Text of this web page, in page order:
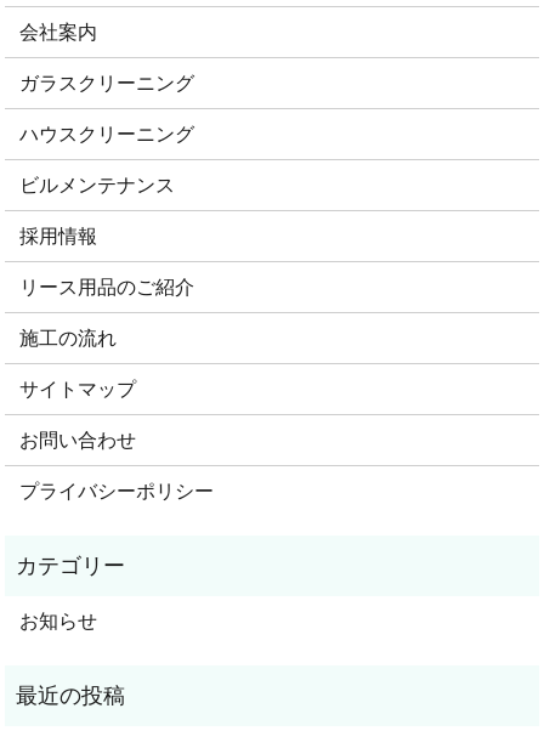
会社案内
ガラスクリーニング
ハウスクリーニング
ビルメンテナンス
採用情報
リース用品のご紹介
施工の流れ
サイトマップ
お問い合わせ
プライバシーポリシー
お知らせ